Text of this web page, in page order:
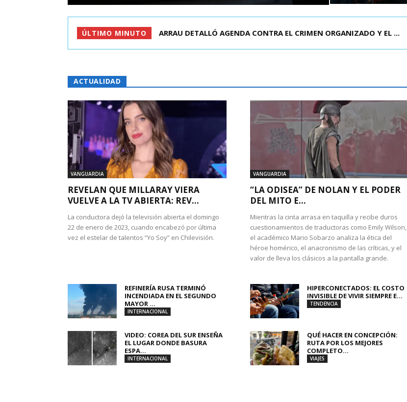
ÚLTIMO MINUTO ARRAU DETALLÓ AGENDA CONTRA EL CRIMEN ORGANIZADO Y EL ...
ACTUALIDAD
VANGUARDIA
REVELAN QUE MILLARAY VIERA
VUELVE A LA TV ABIERTA: REV...
La conductora dejó la televisión abierta el domingo
22 de enero de 2023, cuando encabezó por última
vez el estelar de talentos “Yo Soy” en Chilevisión.
VANGUARDIA
“LA ODISEA” DE NOLAN Y EL PODER
DEL MITO E...
Mientras la cinta arrasa en taquilla y recibe duros
cuestionamientos de traductoras como Emily Wilson,
el académico Mario Sobarzo analiza la ética del
héroe homérico, el anacronismo de las críticas, y el
valor de lleva los clásicos a la pantalla grande.
REFINERÍA RUSA TERMINÓ
INCENDIADA EN EL SEGUNDO
MAYOR ...
INTERNACIONAL
HIPERCONECTADOS: EL COSTO
INVISIBLE DE VIVIR SIEMPRE E...
TENDENCIA
VIDEO: COREA DEL SUR ENSEÑA
EL LUGAR DONDE BASURA
ESPA...
INTERNACIONAL
QUÉ HACER EN CONCEPCIÓN:
RUTA POR LOS MEJORES
COMPLETO...
VIAJES